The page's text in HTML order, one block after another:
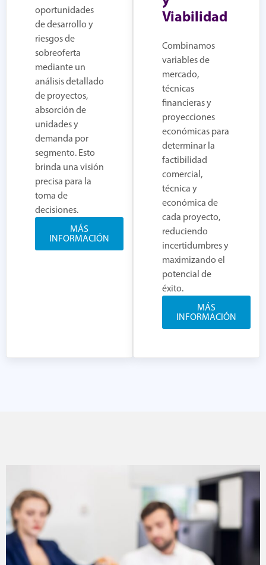
oportunidades
de desarrollo y
riesgos de
sobreoferta
mediante un
análisis detallado
de proyectos,
absorción de
unidades y
demanda por
segmento. Esto
brinda una visión
precisa para la
toma de
decisiones.
MÁS
INFORMACIÓN
Viabilidad
Combinamos
variables de
mercado,
técnicas
financieras y
proyecciones
económicas para
determinar la
factibilidad
comercial,
técnica y
económica de
cada proyecto,
reduciendo
incertidumbres y
maximizando el
potencial de
éxito.
MÁS
INFORMACIÓN